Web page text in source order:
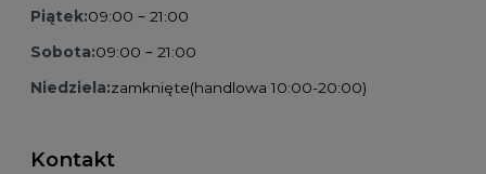
Piątek:09:00 – 21:00
Sobota:09:00 – 21:00
Niedziela:zamknięte(handlowa 10:00-20:00)
Kontakt